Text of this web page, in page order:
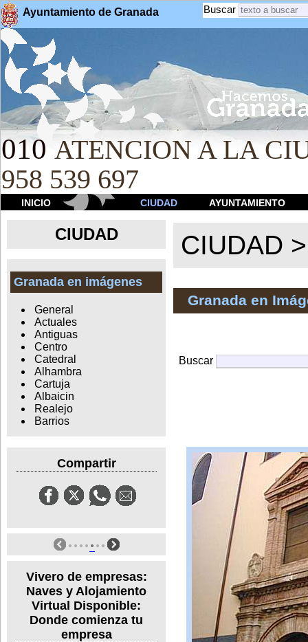
Ayuntamiento de Granada Buscar
010 ATENCION A LA
958 539 697
INICIO CIUDAD AYUNTAMIENTO
CIUDAD
Granada en imágenes
General
Actuales
Antiguas
Centro
Catedral
Alhambra
Cartuja
Albaicin
Realejo
Barrios
Compartir
Vivero de empresas:
Naves y Alojamiento
Virtual Disponible:
Donde comienza tu
empresa
CIUDAD
Granada en
Buscar